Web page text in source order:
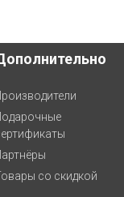
со скидкой